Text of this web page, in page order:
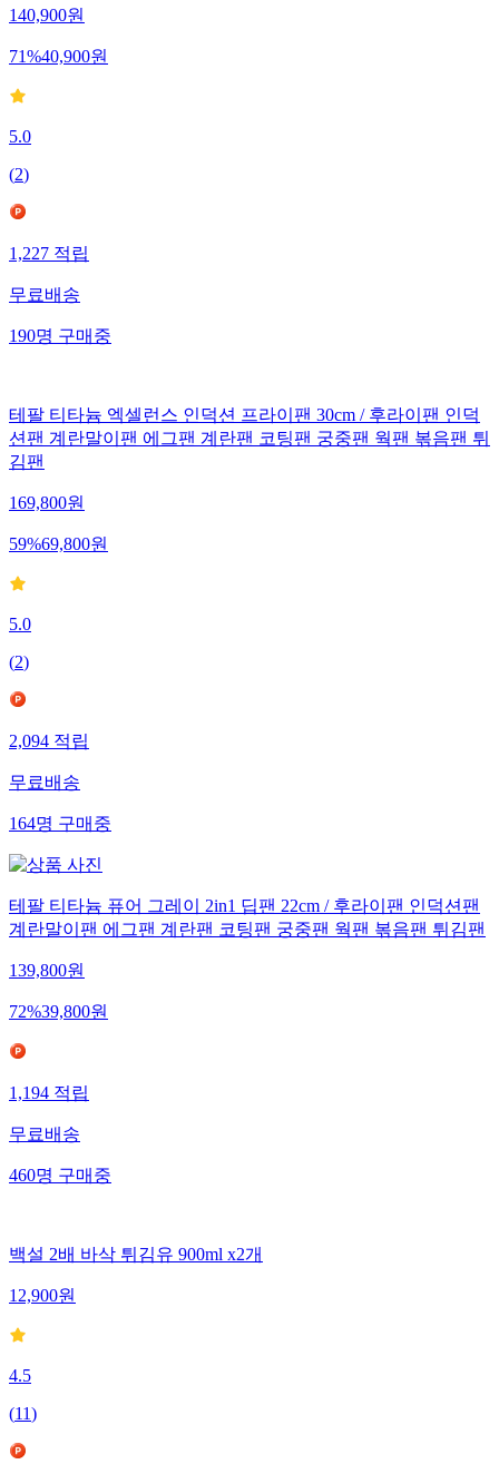
140,900원
71%40,900원
5.0
(2)
1,227적립
무료배송
190명구매중
테팔 티타늄 엑셀런스 인덕션 프라이팬 30cm / 후라이팬 인덕
션팬 계란말이팬 에그팬 계란팬 코팅팬 궁중팬 웍팬 볶음팬 튀
김팬
169,800원
59%69,800원
5.0
(2)
2,094적립
무료배송
164명구매중
테팔 티타늄 퓨어 그레이 2in1 딥팬 22cm / 후라이팬 인덕션팬
계란말이팬 에그팬 계란팬 코팅팬 궁중팬 웍팬 볶음팬 튀김팬
139,800원
72%39,800원
1,194적립
무료배송
460명구매중
백설 2배 바삭 튀김유 900ml x2개
12,900원
4.5
(11)